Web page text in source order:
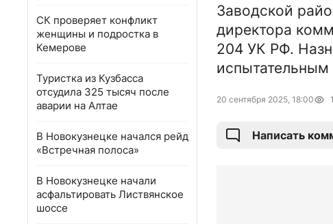
СК проверяет конфликт
женщины и подростка в
Кемерове
Туристка из Кузбасса
отсудила 325 тысяч после
аварии на Алтае
В Новокузнецке начался рейд
«Встречная полоса»
В Новокузнецке начали
асфальтировать Листвянское
шоссе
Заводской
директора
204 УК РФ.
20 сентября 2025, 18:00
Написать